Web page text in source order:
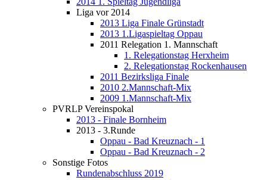
Liga vor 2014
2013 Liga Finale Grünstadt
2013 1.Ligaspieltag Oppau
2011 Relegation 1. Mannschaft
1. Relegationstag Herxheim
2. Relegationstag Rockenhausen
2011 Bezirksliga Finale
2010 2.Mannschaft-Mix
2009 1.Mannschaft-Mix
PVRLP Vereinspokal
2013 - Finale Bornheim
2013 - 3.Runde
Oppau - Bad Kreuznach - 1
Oppau - Bad Kreuznach - 2
Sonstige Fotos
Rundenabschluss 2019